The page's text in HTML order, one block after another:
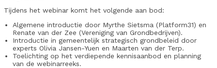
Tijdens het webinar komt het volgende aan bod:
Algemene introductie door Myrthe Sietsma (Platform31) en
Renate van der Zee (Vereniging van Grondbedrijven).
Introductie in gemeentelijk strategisch grondbeleid door
experts Olivia Jansen-Yuen en Maarten van der Terp.
Toelichting op het verdiepende kennisaanbod en planning
van de webinarreeks.